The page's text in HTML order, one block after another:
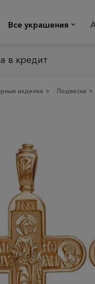
Все украшения
в кредит
изделия > Подвески >